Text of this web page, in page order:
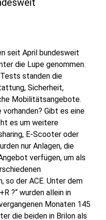
seit April bundesweit
die Lupe genommen.
standen die
Sicherheit,
Mobilitätsangebote.
Gibt es eine
es um weitere
E-Scooter oder
nur Anlagen, die
verfügen, um als
so der ACE. Unter dem
?“ wurden allein in
Monaten 145
die beiden in Brilon als